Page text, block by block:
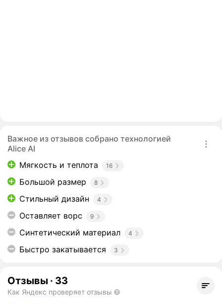
Важное из отзывов собрано технологией
Alice AI
Мягкость и теплота
16
Большой размер 8
Стильный дизайн 4
Оставляет ворс 9
Синтетический материал 4
Быстро закатывается 3
Отзывы · 33
Как Яндекс проверяет отзывы